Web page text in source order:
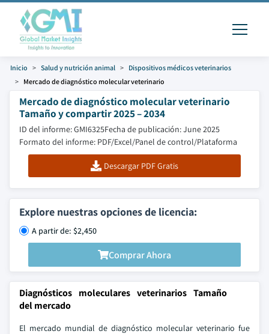
Inicio Salud y nutrición animal
Dispositivos médicos veterinarios
Mercado de diagnóstico molecular veterinario
Mercado de diagnóstico molecular veterinario
Tamaño y compartir 2025 – 2034
ID del informe: GMI6325Fecha de publicación: June 2025
Formato del informe: PDF/Excel/Panel de control/Plataforma
Descargar PDF Gratis
Explore nuestras opciones de licencia:
A partir de: $2,450
Comprar Ahora
Diagnósticos moleculares veterinarios Tamaño
del mercado
El mercado mundial de diagnóstico molecular veterinario fue